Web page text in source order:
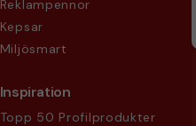
Reklampennor
Kepsar
Miljösmart
Inspiration
Topp 50 Profilprodukter